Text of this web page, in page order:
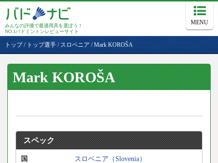
みんなの評価で最適用具を選ぼう！
NO.1バドミントンレビューサイト
MENU
トップ/ トップ選手 / スロベニア /Mark KOROŠA
Mark KOROŠA
スペック
国 スロベニア（Slovenia）